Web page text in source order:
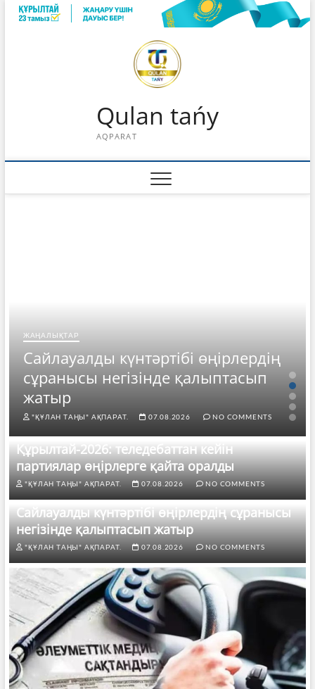
Skip
Qulan tańy
AQPARAT
ЖАҢАЛЫҚТАР
Сайлауалды күнтәртібі өңірлердің
сұранысы негізінде қалыптасып
жатыр
"ҚҰЛАН ТАҢЫ" АҚПАРАТ. 07.08.2026 NO COMMENTS
Құрылтай-2026: теледебаттан кейін
партиялар өңірлерге қайта оралды
"ҚҰЛАН ТАҢЫ" АҚПАРАТ. 07.08.2026 NO COMMENTS
Сайлауалды күнтәртібі өңірлердің сұранысы
негізінде қалыптасып жатыр
"ҚҰЛАН ТАҢЫ" АҚПАРАТ. 07.08.2026 NO COMMENTS